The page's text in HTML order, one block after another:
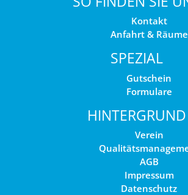
Kontakt
Anfahrt & Räume
SPEZIAL
Gutschein
Formulare
HINTERGRUND
Verein
AGB
Impressum
Datenschutz